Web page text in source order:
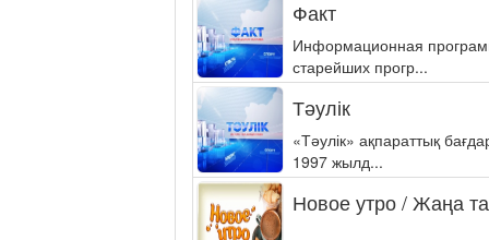
Факт
Информационная
старейших прогр...
Тәулік
«Тәулік» ақпараттық
1997 жылд...
Новое утро / Жаңа